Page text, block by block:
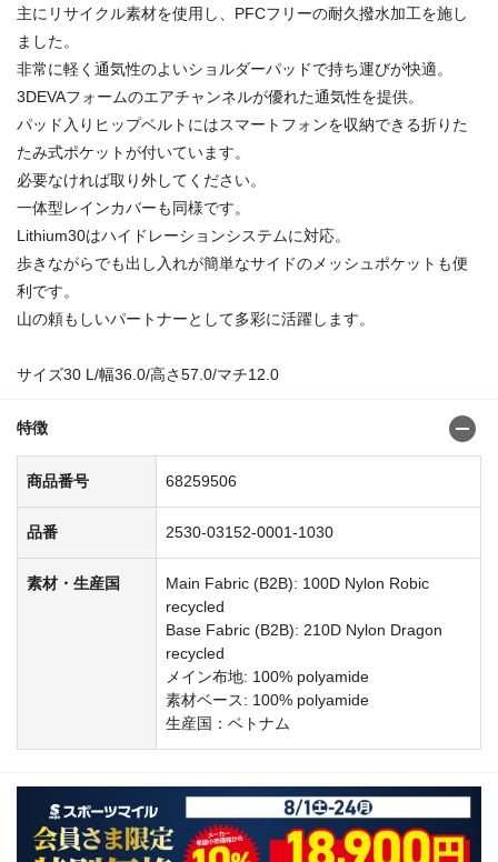
主にリサイクル素材を使用し、PFCフリーの耐久撥水加工を施し
ました。
非常に軽く通気性のよいショルダーパッドで持ち運びが快適。
3DEVAフォームのエアチャンネルが優れた通気性を提供。
パッド入りヒップベルトにはスマートフォンを収納できる折りた
たみ式ポケットが付いています。
必要なければ取り外してください。
一体型レインカバーも同様です。
Lithium30はハイドレーションシステムに対応。
歩きながらでも出し入れが簡単なサイドのメッシュポケットも便
利です。
山の頼もしいパートナーとして多彩に活躍します。
サイズ30 L/幅36.0/高さ57.0/マチ12.0
特徴
商品番号 68259506
品番 2530-03152-0001-1030
素材・生産国
Main Fabric (B2B): 100D Nylon Robic
recycled
Base Fabric (B2B): 210D Nylon Dragon
recycled
メイン布地: 100% polyamide
素材ベース: 100% polyamide
生産国：ベトナム